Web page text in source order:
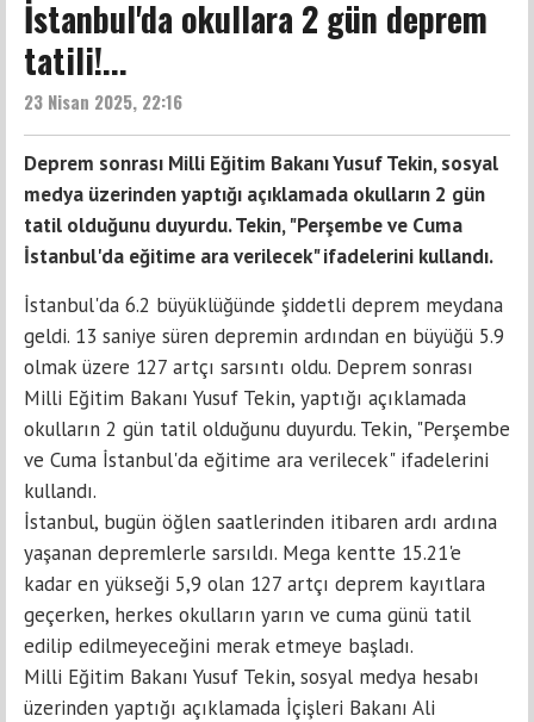
İstanbul'da okullara 2 gün deprem
tatili!...
23 Nisan 2025, 22:16
Deprem sonrası Milli Eğitim Bakanı Yusuf Tekin, sosyal
medya üzerinden yaptığı açıklamada okulların 2 gün
tatil olduğunu duyurdu. Tekin, "Perşembe ve Cuma
İstanbul'da eğitime ara verilecek" ifadelerini kullandı.
İstanbul'da 6.2 büyüklüğünde şiddetli deprem meydana
geldi. 13 saniye süren depremin ardından en büyüğü 5.9
olmak üzere 127 artçı sarsıntı oldu. Deprem sonrası
Milli Eğitim Bakanı Yusuf Tekin, yaptığı açıklamada
okulların 2 gün tatil olduğunu duyurdu. Tekin, "Perşembe
ve Cuma İstanbul'da eğitime ara verilecek" ifadelerini
kullandı.
İstanbul, bugün öğlen saatlerinden itibaren ardı ardına
yaşanan depremlerle sarsıldı. Mega kentte 15.21'e
kadar en yükseği 5,9 olan 127 artçı deprem kayıtlara
geçerken, herkes okulların yarın ve cuma günü tatil
edilip edilmeyeceğini merak etmeye başladı.
Milli Eğitim Bakanı Yusuf Tekin, sosyal medya hesabı
üzerinden yaptığı açıklamada İçişleri Bakanı Ali